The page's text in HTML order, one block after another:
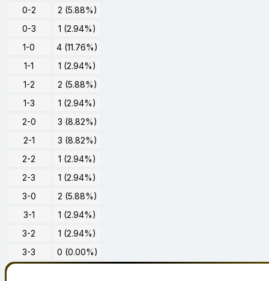
0-2
2 (5.88%)
0-3
1 (2.94%)
1-0
4 (11.76%)
1-1
1 (2.94%)
1-2
2 (5.88%)
1-3
1 (2.94%)
2-0
3 (8.82%)
2-1
3 (8.82%)
2-2
1 (2.94%)
2-3
1 (2.94%)
3-0
2 (5.88%)
3-1
1 (2.94%)
3-2
1 (2.94%)
3-3
0 (0.00%)